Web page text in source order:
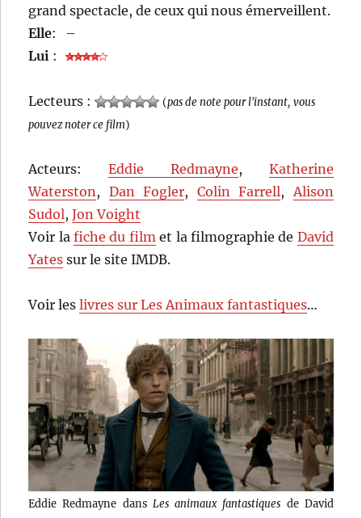
grand spectacle, de ceux qui nous émerveillent.
Elle:
–
Lui :
Lecteurs : (pas de note pour l'instant, vous
pouvez noter ce film)
Acteurs:Eddie Redmayne, Katherine
Waterston , Dan Fogler, Colin Farrell, Alison
Sudol,Jon Voight
Voir lafiche du film et la filmographie de David
Yates sur le site IMDB.
Voir leslivres sur Les Animaux fantastiques…
Eddie Redmayne dans Les animaux fantastiques de David